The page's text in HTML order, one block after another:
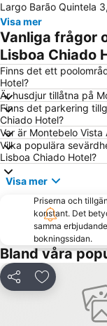
Avenida da
Cais do Sodré
Comporta beach
Lissabon Katedral
Praça do Comércio
Eduardo VII-parken
Ericeira beach
Belém-distriktet
Praia de Carcavelos
Jardim da Estrela
Albufeira Lagoon
Portugal Pavilion Parque
25 de Abril-bron
Lumiar
Vasco da Gama
Largo Barão Quintela
Visa mer
Vanliga frågor
Lisboa Chiado
Finns det ett
Hotel?
Är husdjur tillåtna på
Finns det parkering
Chiado Hotel?
Var är Montebelo
Vilka populära
Lisboa Chiado Hotel?
Visa mer
Priserna och
konstant. Det
samma
bokningssidan.
Bland våra
Dela Lägg till i